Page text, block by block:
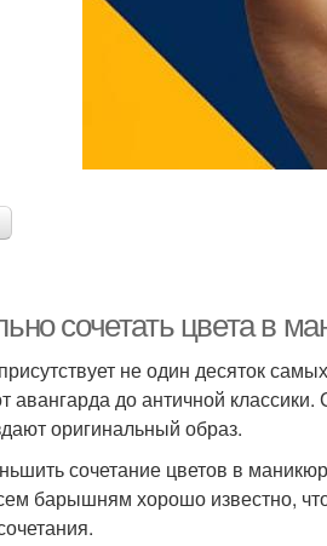
сочетать цвета в
не один десяток
авангарда до античной
оригинальный образ.
сочетание цветов в
барышням хорошо известно,